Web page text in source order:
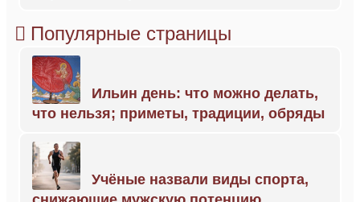
Популярные страницы
Ильин день: что можно делать,
что нельзя; приметы, традиции, обряды
Учёные назвали виды спорта,